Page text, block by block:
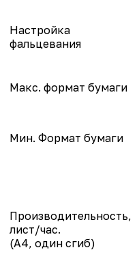
Настройка
фальцевания
Макс. формат бумаги
Мин. Формат бумаги
Производительность,
лист/час.
(A4, один сгиб)